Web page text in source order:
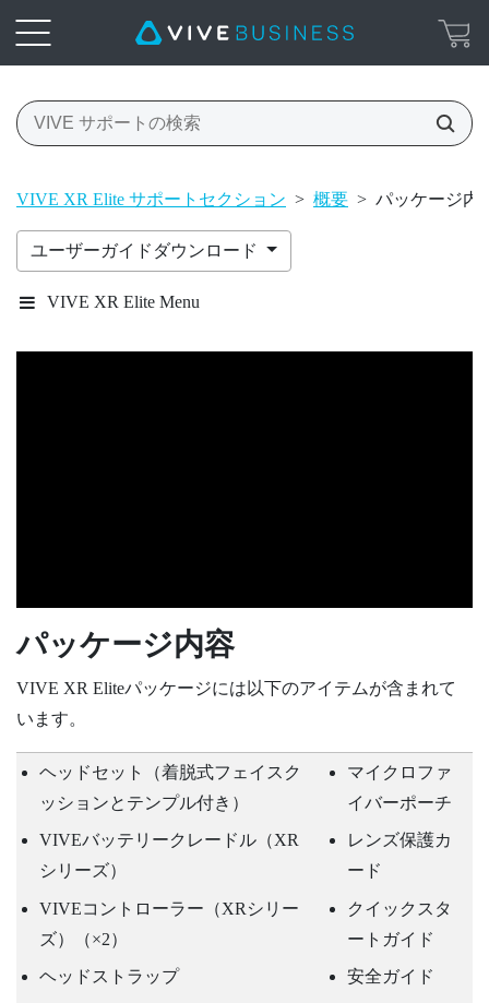
VIVE XR Elite サポートセクション > 概要 > パッケージ内
ユーザーガイドダウンロード
VIVE XR Elite Menu
パッケージ内容
VIVE XR Eliteパッケージには以下のアイテムが含まれて
います。
ヘッドセット（着脱式フェイスク
ッションとテンプル付き）
VIVEバッテリークレードル（XR
シリーズ）
VIVEコントローラー（XRシリー
ズ）
（×2）
ヘッドストラップ
マイクロファ
イバーポーチ
レンズ保護カ
ード
クイックスタ
ートガイド
安全ガイド